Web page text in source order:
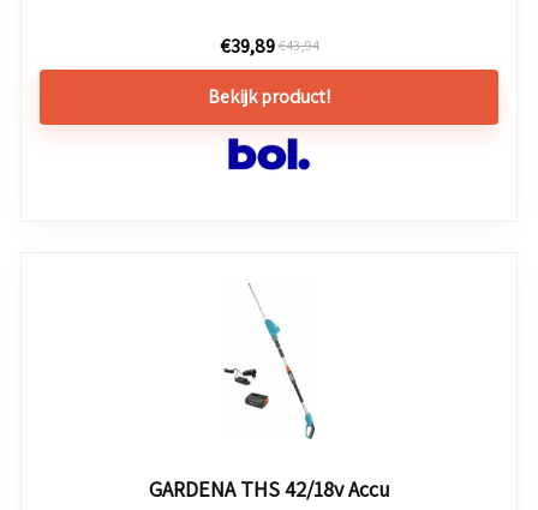
€39,89€43,94
Bekijk product!
GARDENA THS 42/18v Accu